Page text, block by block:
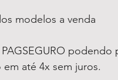
modelos a venda
podendo
até 4x sem juros.